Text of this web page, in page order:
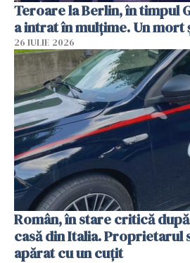
Teroare la Berlin, în timpul
a intrat în mulțime. Un mort
26 IULIE 2026
Român, în stare critică
casă din Italia. Proprietarul
apărat cu un cuțit